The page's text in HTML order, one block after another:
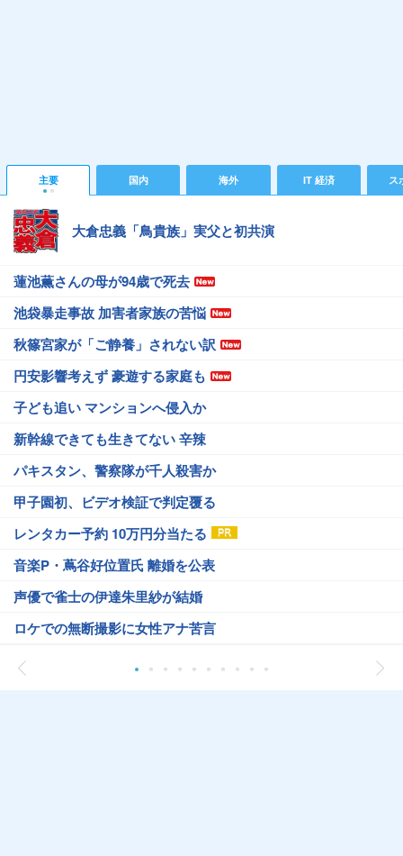
主要 国内 海外 IT 経済 ス
大倉忠義「鳥貴族」実父と初共演
蓮池薫さんの母が94歳で死去
池袋暴走事故 加害者家族の苦悩
秋篠宮家が「ご静養」されない訳
円安影響考えず 豪遊する家庭も
子ども追い マンションへ侵入か
新幹線できても生きてない 辛辣
パキスタン、警察隊が千人殺害か
甲子園初、ビデオ検証で判定覆る
レンタカー予約 10万円分当たる
音楽P・蔦谷好位置氏 離婚を公表
声優で雀士の伊達朱里紗が結婚
ロケでの無断撮影に女性アナ苦言